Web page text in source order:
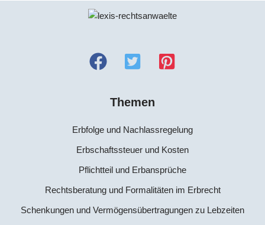
Themen
Erbfolge und Nachlassregelung
Erbschaftssteuer und Kosten
Pflichtteil und Erbansprüche
Rechtsberatung und Formalitäten im Erbrecht
Schenkungen und Vermögensübertragungen zu Lebzeiten